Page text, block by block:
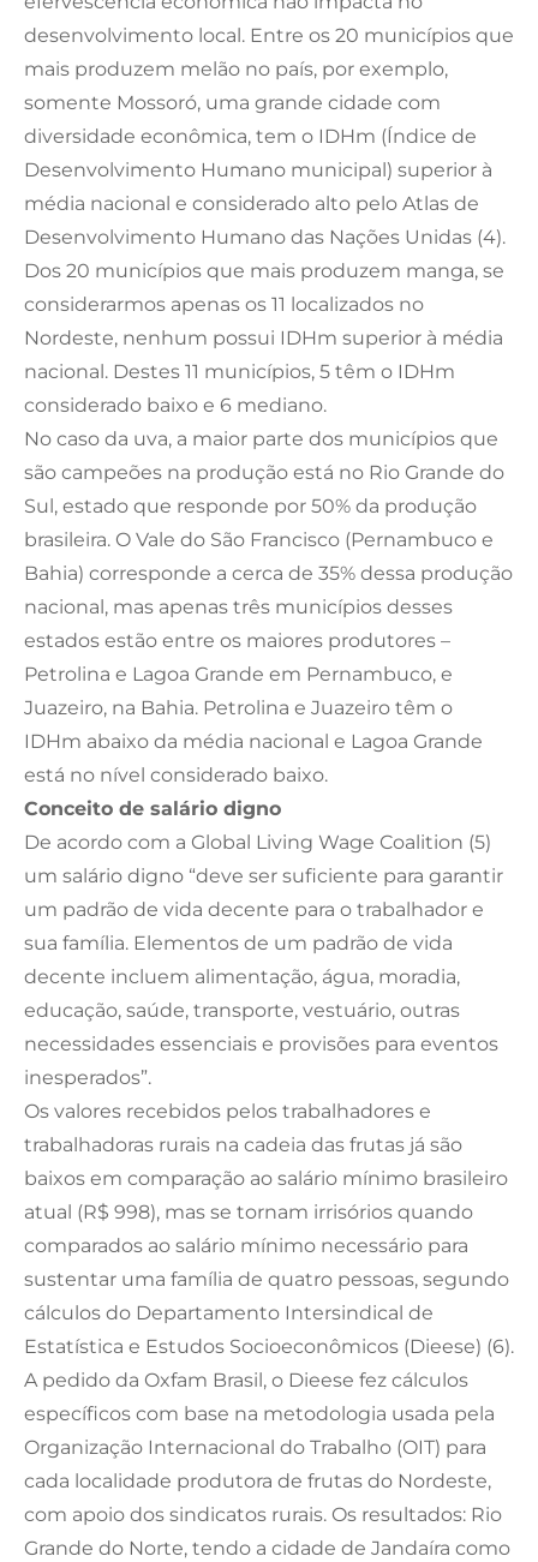
desenvolvimento local. Entre os 20 municípios que
mais produzem melão no país, por exemplo,
somente Mossoró, uma grande cidade com
diversidade econômica, tem o IDHm (Índice de
Desenvolvimento Humano municipal) superior à
média nacional e considerado alto pelo Atlas de
Desenvolvimento Humano das Nações Unidas (4).
Dos 20 municípios que mais produzem manga, se
considerarmos apenas os 11 localizados no
Nordeste, nenhum possui IDHm superior à média
nacional. Destes 11 municípios, 5 têm o IDHm
considerado baixo e 6 mediano.
No caso da uva, a maior parte dos municípios que
são campeões na produção está no Rio Grande do
Sul, estado que responde por 50% da produção
brasileira. O Vale do São Francisco (Pernambuco e
Bahia) corresponde a cerca de 35% dessa produção
nacional, mas apenas três municípios desses
estados estão entre os maiores produtores –
Petrolina e Lagoa Grande em Pernambuco, e
Juazeiro, na Bahia. Petrolina e Juazeiro têm o
IDHm abaixo da média nacional e Lagoa Grande
está no nível considerado baixo.
Conceito de salário digno
De acordo com a Global Living Wage Coalition (5)
um salário digno “deve ser suficiente para garantir
um padrão de vida decente para o trabalhador e
sua família. Elementos de um padrão de vida
decente incluem alimentação, água, moradia,
educação, saúde, transporte, vestuário, outras
necessidades essenciais e provisões para eventos
inesperados”.
Os valores recebidos pelos trabalhadores e
trabalhadoras rurais na cadeia das frutas já são
baixos em comparação ao salário mínimo brasileiro
atual (R$ 998), mas se tornam irrisórios quando
comparados ao salário mínimo necessário para
sustentar uma família de quatro pessoas, segundo
cálculos do Departamento Intersindical de
Estatística e Estudos Socioeconômicos (Dieese) (6).
A pedido da Oxfam Brasil, o Dieese fez cálculos
específicos com base na metodologia usada pela
Organização Internacional do Trabalho (OIT) para
cada localidade produtora de frutas do Nordeste,
com apoio dos sindicatos rurais. Os resultados: Rio
Grande do Norte, tendo a cidade de Jandaíra como